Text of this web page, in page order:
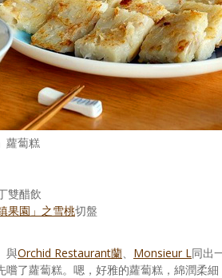
蘿蔔糕
雙醋飲
果園」之雪桃切盤
與Orchid Restaurant蘭、 Monsieur L同出
嚐了蘿蔔糕。嗯，好雅的蘿蔔糕，綿潤柔